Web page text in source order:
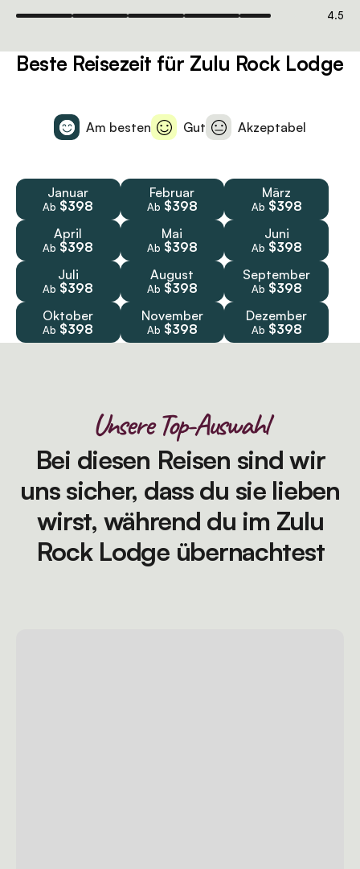
4.5
Beste Reisezeit für Zulu Rock Lodge
Am besten Gut Akzeptabel
Januar
Ab $398
Februar
Ab $398
März
Ab $398
April
Ab $398
Mai
Ab $398
Juni
Ab $398
Juli
Ab $398
August
Ab $398
September
Ab $398
Oktober
Ab $398
November
Ab $398
Dezember
Ab $398
Unsere Top-Auswahl
Bei diesen Reisen sind wir
uns sicher, dass du sie lieben
wirst, während du im Zulu
Rock Lodge übernachtest